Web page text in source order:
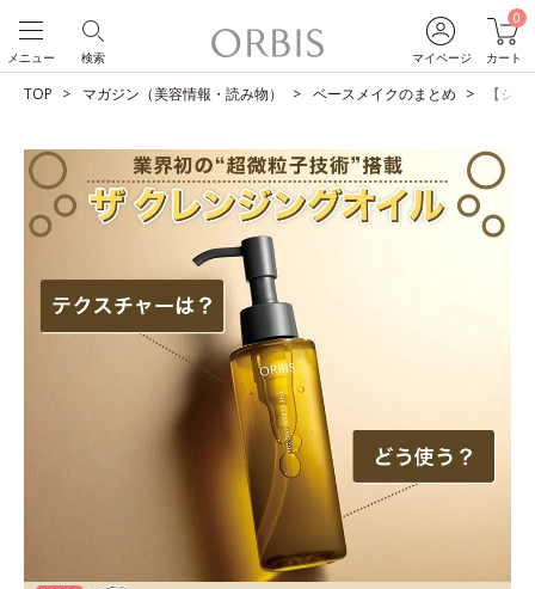
マイページ
0
カート
検索
メニュー
TOP マガジン（美容情報・読み物） ベースメイクのまとめ 【シ